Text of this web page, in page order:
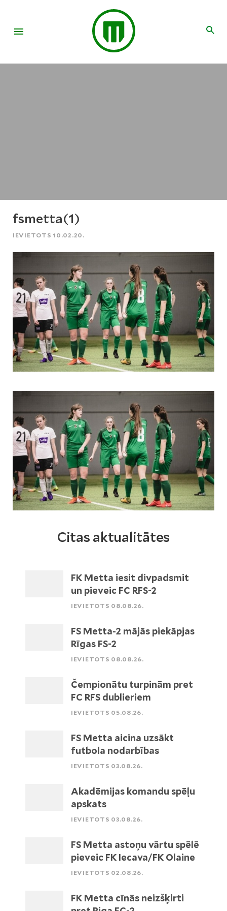
fsmetta(1)
IEVIETOTS 10.02.20.
Citas aktualitātes
FK Metta iesit divpadsmit
un pieveic FC RFS-2
IEVIETOTS 08.08.26.
FS Metta-2 mājās piekāpjas
Rīgas FS-2
IEVIETOTS 08.08.26.
Čempionātu turpinām pret
FC RFS dublieriem
IEVIETOTS 05.08.26.
FS Metta aicina uzsākt
futbola nodarbības
IEVIETOTS 03.08.26.
Akadēmijas komandu spēļu
apskats
IEVIETOTS 03.08.26.
FS Metta astoņu vārtu spēlē
pieveic FK Iecava/FK Olaine
IEVIETOTS 02.08.26.
FK Metta cīnās neizšķirti